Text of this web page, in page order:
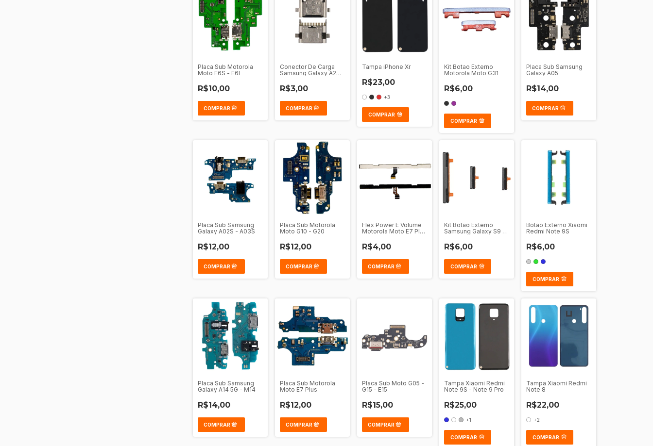
Placa Sub Motorola
Moto E6S - E6I
R$10,00
Conector De Carga
Samsung Galaxy A20S
R$3,00
Tampa iPhone Xr
R$23,00
+3
COMPRAR
Kit Botao Externo
Motorola Moto G31
R$6,00
COMPRAR
Placa Sub Samsung
Galaxy A05
R$14,00
Placa Sub Samsung
Galaxy A02S - A03S
R$12,00
Placa Sub Motorola
Moto G10 - G20
R$12,00
Flex Power E Volume
Motorola Moto E7 Plus
R$4,00
Kit Botao Externo
Samsung Galaxy S9 -
R$6,00
COMPRAR
Botao Externo Xiaomi
Redmi Note 9S
R$6,00
COMPRAR
Placa Sub Samsung
Galaxy A14 5G - M14
R$14,00
Placa Sub Motorola
Moto E7 Plus
R$12,00
Placa Sub Moto G05 -
G15 - E15
R$15,00
Tampa Xiaomi Redmi
Note 9S - Note 9 Pro
R$25,00
+1
COMPRAR
Tampa Xiaomi Redmi
Note 8
R$22,00
+2
COMPRAR